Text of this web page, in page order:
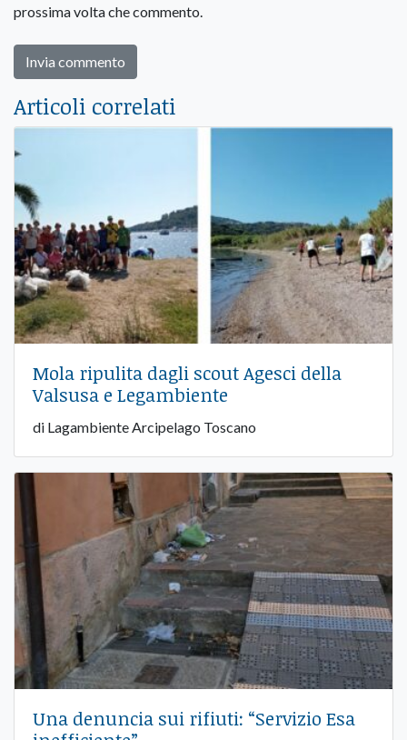
prossima volta che commento.
Articoli correlati
Mola ripulita dagli scout Agesci della
Valsusa e Legambiente
di Lagambiente Arcipelago Toscano
Una denuncia sui rifiuti: “Servizio Esa